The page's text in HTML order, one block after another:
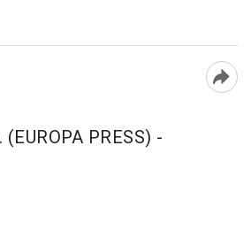
PRESS) -